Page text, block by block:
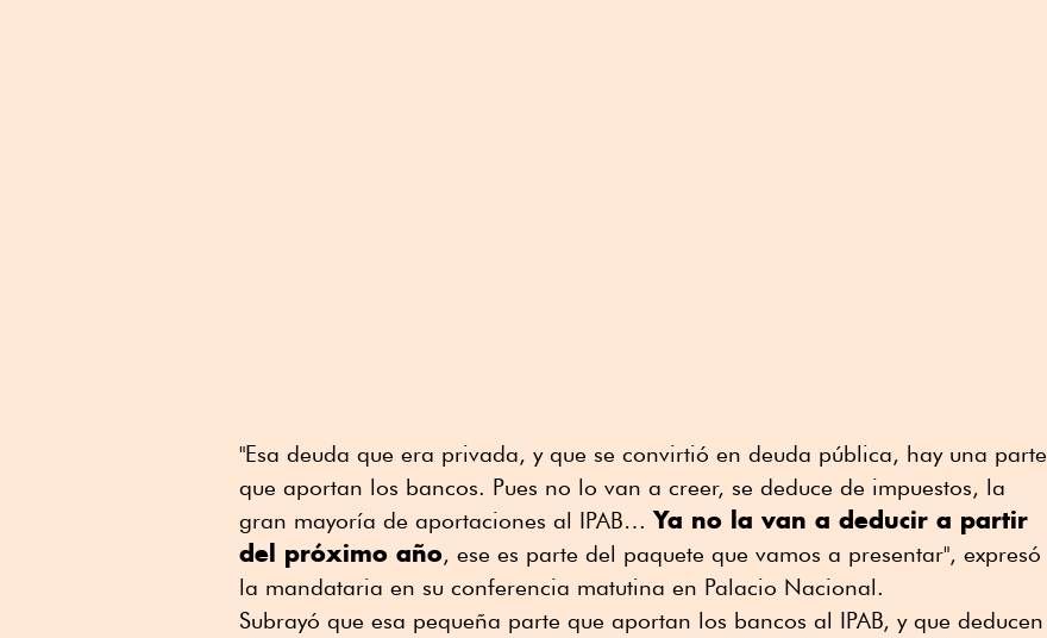
"Esa deuda que era privada, y que se convirtió en deuda pública, hay una parte
que aportan los bancos. Pues no lo van a creer, se deduce de impuestos, la
gran mayoría de aportaciones al IPAB…Ya no la van a deducir a partir
del próximo año, ese es parte del paquete que vamos a presentar", expresó
la mandataria en su conferencia matutina en Palacio Nacional.
Subrayó que esa pequeña parte que aportan los bancos al IPAB, y que deducen